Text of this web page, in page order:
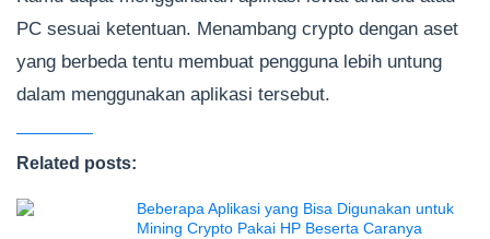
PC sesuai ketentuan. Menambang crypto dengan aset
yang berbeda tentu membuat pengguna lebih untung
dalam menggunakan aplikasi tersebut.
Related posts:
Beberapa Aplikasi yang Bisa Digunakan untuk
Mining Crypto Pakai HP Beserta Caranya